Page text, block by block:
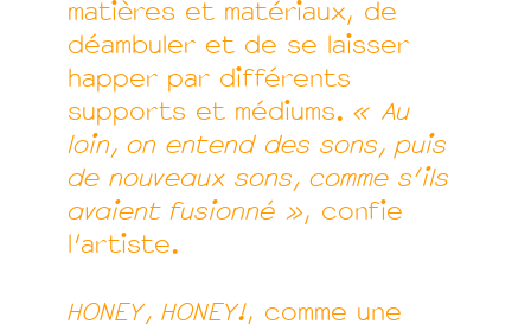
matières et matériaux, de
déambuler et de se laisser
happer par différents
supports et médiums.« Au
loin, on entend des sons, puis
de nouveaux sons, comme s’ils
avaient fusionné », confie
l’artiste.
HONEY, HONEY!, comme une